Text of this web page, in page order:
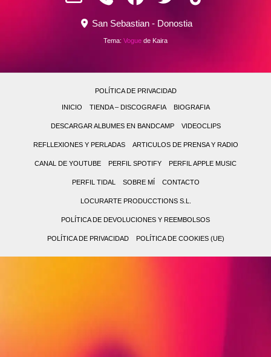
San Sebastian - Donostia
Tema: Vogue de Kaira
POLÍTICA DE PRIVACIDAD
INICIO TIENDA – DISCOGRAFIA BIOGRAFIA
DESCARGAR ALBUMES EN BANDCAMP VIDEOCLIPS
REFLLEXIONES Y PERLADAS ARTICULOS DE PRENSA Y RADIO
CANAL DE YOUTUBE PERFIL SPOTIFY PERFIL APPLE MUSIC
PERFIL TIDAL SOBRE MÍ CONTACTO
LOCURARTE PRODUCCTIONS S.L.
POLÍTICA DE DEVOLUCIONES Y REEMBOLSOS
POLÍTICA DE PRIVACIDAD POLÍTICA DE COOKIES (UE)